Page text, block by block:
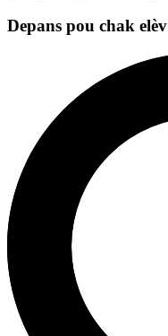
Depans pou chak elèv